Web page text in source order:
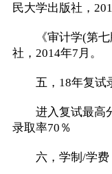
民大学出版社，
《审计学(第七
社，2014年7月。
五，18年复试
进入复试最高分
录取率70％
六，学制/学费